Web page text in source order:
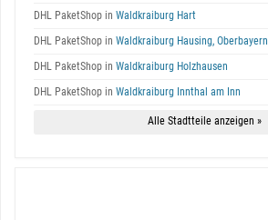
DHL PaketShop in Waldkraiburg Hart
DHL PaketShop in Waldkraiburg Hausing, Oberbayern
DHL PaketShop in Waldkraiburg Holzhausen
DHL PaketShop in Waldkraiburg Innthal am Inn
Alle Stadtteile anzeigen »